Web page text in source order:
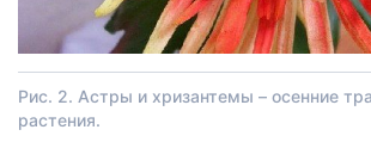
Рис. 2. Астры и хризантемы – осенние
растения.